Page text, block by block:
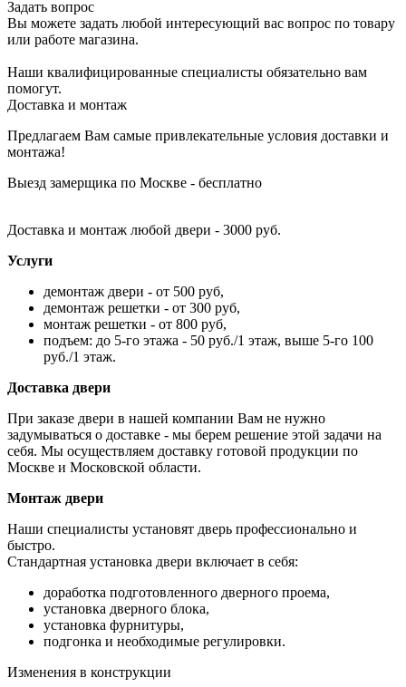
Задать вопрос
Вы можете задать любой интересующий вас вопрос по товару
или работе магазина.
Наши квалифицированные специалисты обязательно вам
помогут.
Доставка и монтаж
Предлагаем Вам самые привлекательные условия доставки и
монтажа!
Выезд замерщика по Москве - бесплатно
Доставка и монтаж любой двери - 3000 руб.
Услуги
демонтаж двери - от 500 руб,
демонтаж решетки - от 300 руб,
монтаж решетки - от 800 руб,
подъем: до 5-го этажа - 50 руб./1 этаж, выше 5-го 100
руб./1 этаж.
Доставка двери
При заказе двери в нашей компании Вам не нужно
задумываться о доставке - мы берем решение этой задачи на
себя. Мы осуществляем доставку готовой продукции по
Москве и Московской области.
Монтаж двери
Наши специалисты установят дверь профессионально и
быстро.
Стандартная установка двери включает в себя:
доработка подготовленного дверного проема,
установка дверного блока,
установка фурнитуры,
подгонка и необходимые регулировки.
Изменения в конструкции